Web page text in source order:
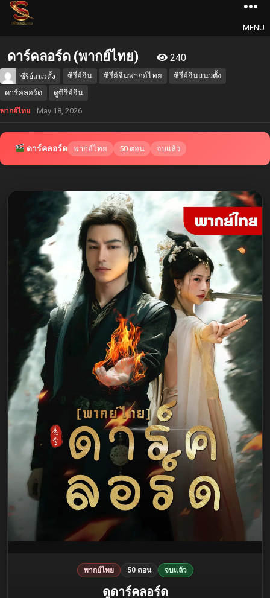
MENU
ดาร์คลอร์ด (พากย์ไทย) 240
ซีรี่ย์แนวตั้ง ซีรี่ย์จีน ซีรี่ย์จีนพากย์ไทย
ซีรี่ย์จีนแนวตั้ง
ดาร์คลอร์ด
ดูซีรี่ย์จีน
พากย์ไทย May 18, 2026
ดาร์คลอร์ด พากย์ไทย 50 ตอน จบแล้ว
พากย์ไทย 50 ตอน จบแล้ว
ดูดาร์คลอร์ด